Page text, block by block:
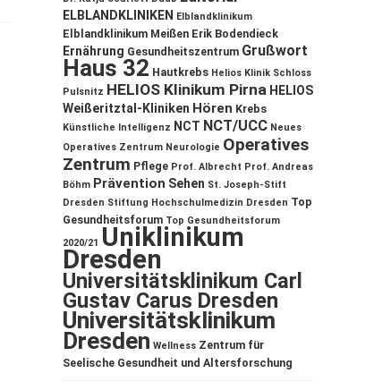
ELBLANDKLINIKEN Elblandklinikum
Elblandklinikum Meißen Erik Bodendieck
Ernährung Gesundheitszentrum Grußwort
Haus 32 Hautkrebs Helios Klinik Schloss
Pulsnitz HELIOS Klinikum Pirna HELIOS
Weißeritztal-Kliniken Hören Krebs
Künstliche Intelligenz NCT NCT/UCC Neues
Operatives Zentrum Neurologie Operatives
Zentrum Pflege Prof. Albrecht Prof. Andreas
Böhm Prävention Sehen St. Joseph-Stift
Dresden Stiftung Hochschulmedizin Dresden Top
Gesundheitsforum Top Gesundheitsforum
2020/21 Uniklinikum
Dresden
Universitätsklinikum Carl
Gustav Carus Dresden
Universitätsklinikum
Dresden Wellness Zentrum für
Seelische Gesundheit und Altersforschung